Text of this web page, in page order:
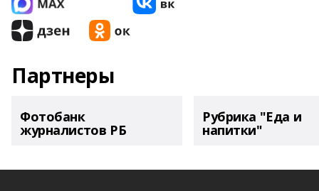
Партнеры
Фотобанк
журналистов РБ
Рубрика "Еда и
напитки"